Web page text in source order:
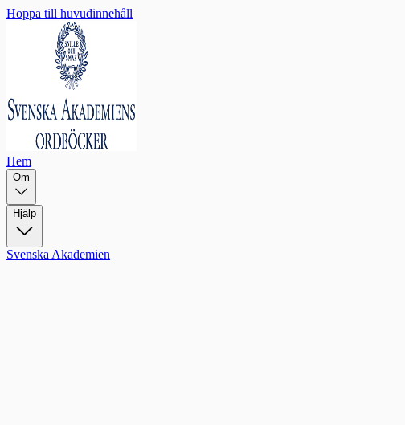
Hoppa till huvudinnehåll
Hem
Om
Hjälp
Svenska Akademien